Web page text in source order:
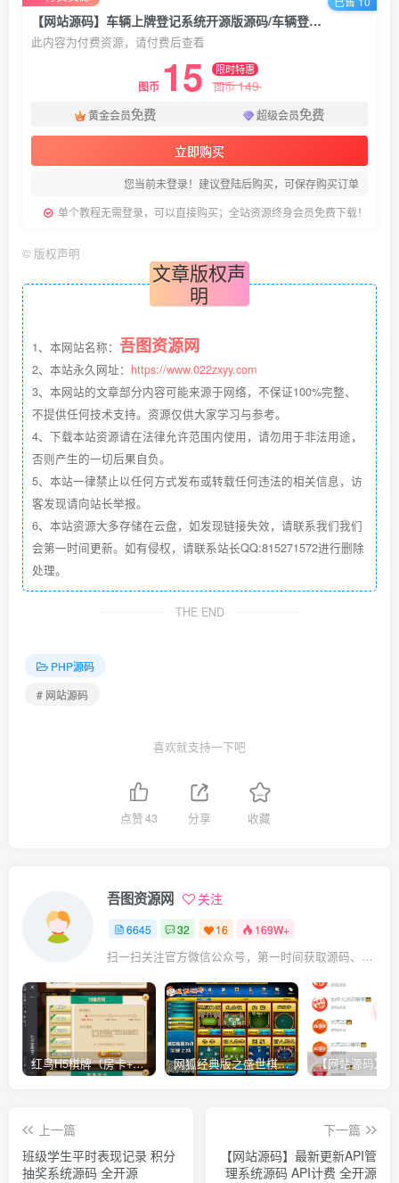
【网站源码】车辆上牌登记系统开源版源码/车辆登记管理系统源码
此内容为付费资源，请付费后查看
图币 15 限时特惠
图币149
黄金会员免费 超级会员免费
立即购买
您当前未登录！建议登陆后购买，可保存购买订单
单个教程无需登录，可以直接购买；全站资源终身会员免费下载！
© 版权声明
文章版权声
明
1、本网站名称： 吾图资源网
2、本站永久网址： https://www.022zxyy.com
3、本网站的文章部分内容可能来源于网络，不保证100%完整、
不提供任何技术支持。资源仅供大家学习与参考。
4、下载本站资源请在法律允许范围内使用，请勿用于非法用途，
否则产生的一切后果自负。
5、本站一律禁止以任何方式发布或转载任何违法的相关信息，访
客发现请向站长举报。
6、本站资源大多存储在云盘，如发现链接失效，请联系我们我们
会第一时间更新。如有侵权，请联系站长QQ:815271572进行删除
处理。
THE END
PHP源码
# 网站源码
喜欢就支持一下吧
点赞43 分享 收藏
吾图资源网 关注
6645 32 16 169W+
扫一扫关注官方微信公众号，第一时间获取源码、网赚项目资源教程，自媒体等知识干货，让互联网创业赚钱更简单。
红鸟H5棋牌（房卡+金币）全套双模式游戏源码 网狐经典版之盛世棋牌完整游戏源码（包含文档、架设教程、网站、源代码等）
上一篇
班级学生平时表现记录 积分
抽奖系统源码 全开源
下一篇
【网站源码】最新更新API管
理系统源码 API计费 全开源